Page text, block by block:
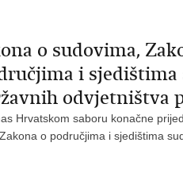
o sudovima,
i sjedištima
odvjetništva
Hrvatskom saboru konačne
o područjima i sjedištima